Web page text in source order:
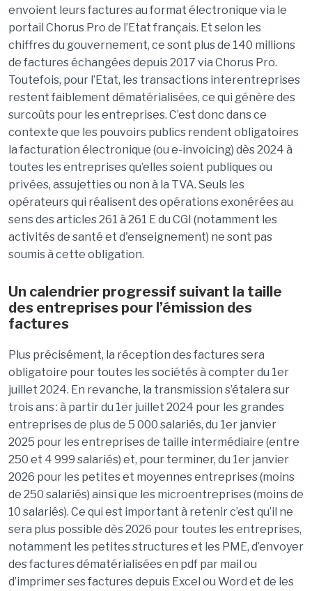
envoient leurs factures au format électronique via le
portail Chorus Pro de l’Etat français. Et selon les
chiffres du gouvernement, ce sont plus de 140 millions
de factures échangées depuis 2017 via Chorus Pro.
Toutefois, pour l’Etat, les transactions interentreprises
restent faiblement dématérialisées, ce qui génère des
surcoûts pour les entreprises. C’est donc dans ce
contexte que les pouvoirs publics rendent obligatoires
la facturation électronique (ou e-invoicing) dès 2024 à
toutes les entreprisesqu’elles soient publiques ou
privées, assujettiesou non à la TVA. Seuls les
opérateurs qui réalisent des opérations exonérées au
sens des articles 261 à 261 E du CGI (notamment les
activités de santé et d'enseignement) ne sont pas
soumis à cette obligation.
Un calendrier progressif suivant la taille
des entreprises pour l’émission des
factures
Plus précisément, la réception des factures sera
obligatoire pour toutes les sociétés à compter du 1er
juillet 2024. En revanche, la transmission s’étalera sur
trois ans : à partir du 1er juillet 2024 pour les grandes
entreprises de plus de 5 000 salariés, du 1er janvier
2025 pour les entreprises de taille intermédiaire (entre
250 et 4 999 salariés) et, pour terminer, du 1er janvier
2026 pour les petites et moyennes entreprises (moins
de 250 salariés) ainsi que les microentreprises (moins de
10 salariés). Ce qui est important à retenir c’est qu’il ne
sera plus possible dès 2026 pour toutes les entreprises,
notamment les petites structures et les PME, d’envoyer
des factures dématérialisées en pdfpar mail ou
d’imprimer ses factures depuis Excel ou Word et de les